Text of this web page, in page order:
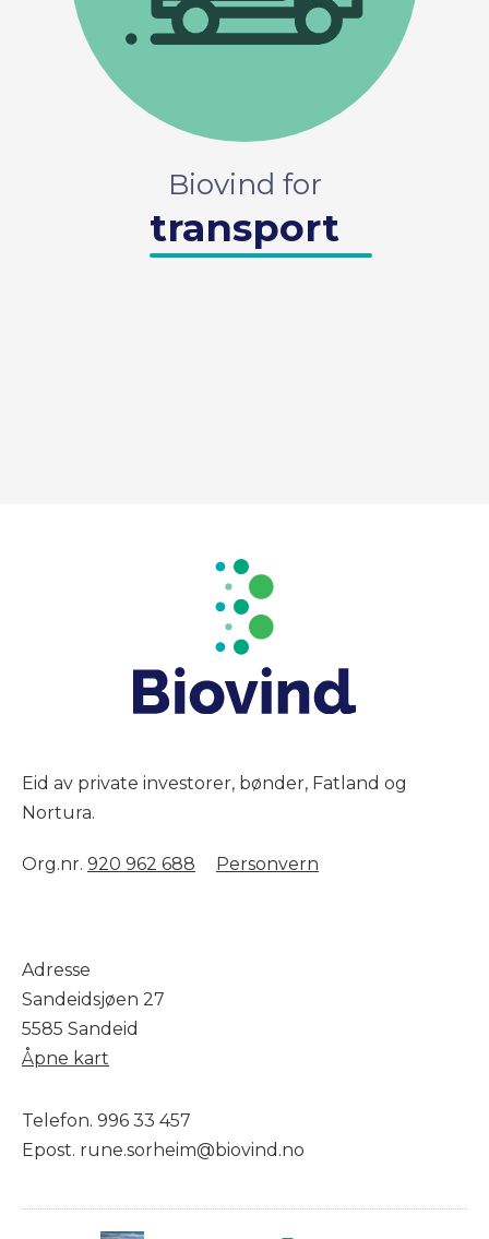
Biovind for
transport
Eid av private investorer, bønder, Fatland og
Nortura.
Org.nr. 920 962 688 Personvern
Adresse
Sandeidsjøen 27
5585 Sandeid
Åpne kart
Telefon. 996 33 457
Epost. rune.sorheim@biovind.no